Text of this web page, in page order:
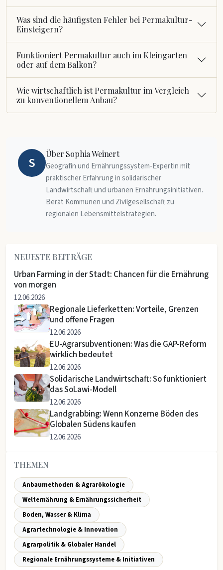
Was sind die häufigsten Fehler bei Permakultur-
Einsteigern?
Funktioniert Permakultur auch im Kleingarten
oder auf dem Balkon?
Wie wirtschaftlich ist Permakultur im Vergleich
zu konventionellem Anbau?
S
Über Sophia Weinert
Geografin und Ernährungssystem-Expertin mit
praktischer Erfahrung in solidarischer
Landwirtschaft und urbanen Ernährungsinitiativen.
Berät Kommunen und Zivilgesellschaft zu
regionalen Lebensmittelstrategien.
NEUESTE BEITRÄGE
Urban Farming in der Stadt: Chancen für die Ernährung
von morgen
12.06.2026
Regionale Lieferketten: Vorteile, Grenzen
und offene Fragen
12.06.2026
EU-Agrarsubventionen: Was die GAP-Reform
wirklich bedeutet
12.06.2026
Solidarische Landwirtschaft: So funktioniert
das SoLawi-Modell
12.06.2026
Landgrabbing: Wenn Konzerne Böden des
Globalen Südens kaufen
12.06.2026
THEMEN
Anbaumethoden & Agrarökologie
Welternährung & Ernährungssicherheit
Boden, Wasser & Klima
Agrartechnologie & Innovation
Agrarpolitik & Globaler Handel
Regionale Ernährungssysteme & Initiativen